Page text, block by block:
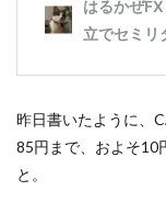
昨日書いたように、
85円まで、およそ10
と。